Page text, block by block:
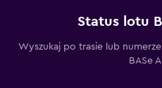
Status lotu
Wyszukaj po trasie lub
BASe